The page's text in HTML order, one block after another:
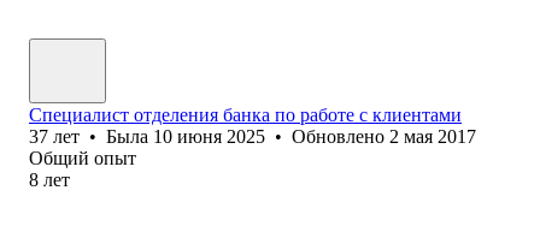
Специалист отделения банка по работе с клиентами
37 лет • Была 10 июня 2025 • Обновлено 2 мая 2017
Общий опыт
8 лет